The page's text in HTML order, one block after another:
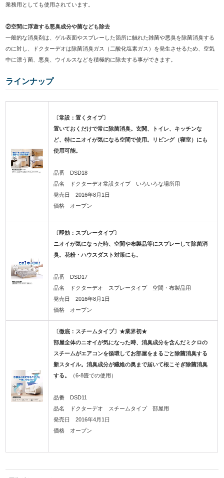
業務用としても使用されています。
②空間に浮遊する悪臭成分や菌なども除去
一般的な消臭剤は、ゲル表面やスプレーした箇所に触れた雑菌や悪臭を除菌消臭する
のに対し、ドクターデオは除菌消臭ガス（二酸化塩素ガス）を発生させるため、空気
中に漂う菌、悪臭、ウイルスなどを積極的に除去する事ができます。
ラインナップ
〔常設：置くタイプ〕
置いておくだけで常に除菌消臭。玄関、トイレ、キッチンな
ど、特にニオイが気になる空間で使用。リビング（寝室）にも
使用可能。
品番 DSD18
品名 ドクターデオ常設タイプ いろいろな場所用
発売日 2016年8月1日
価格 オープン
〔即効：スプレータイプ〕
ニオイが気になった時、空間や布製品等にスプレーして除菌消
臭。花粉・ハウスダスト対策にも。
品番 DSD17
品名 ドクターデオ スプレータイプ 空間・布製品用
発売日 2016年8月1日
価格 オープン
〔徹底：スチームタイプ〕★業界初★
部屋全体のニオイが気になった時、消臭成分を含んだミクロの
スチームがエアコンを循環してお部屋をまるごと除菌消臭する
新スタイル。消臭成分が繊維の奥まで届いて根こそぎ除菌消臭
する。
（6-8畳での使用）
品番 DSD11
品名 ドクターデオ スチームタイプ 部屋用
発売日 2016年4月1日
価格 オープン